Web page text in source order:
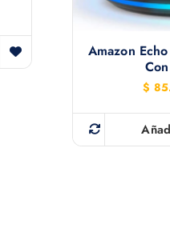
Amazon
$